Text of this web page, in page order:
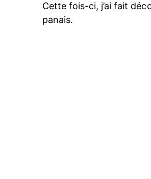
Cette fois-ci, j’ai fait
panais.